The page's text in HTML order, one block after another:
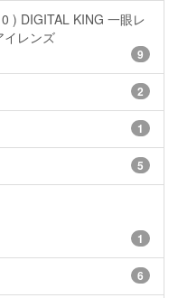
) DIGITAL KING 一眼レ
イレンズ
9
2
1
5
1
6